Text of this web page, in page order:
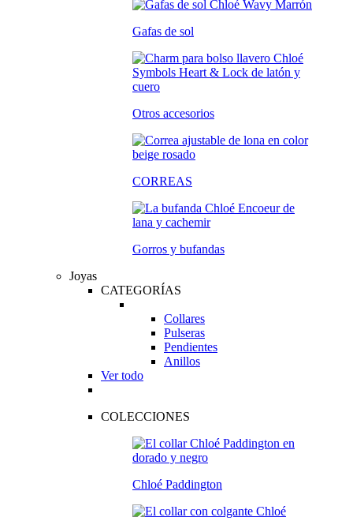
Gafas de sol
Otros accesorios
CORREAS
Gorros y bufandas
Joyas
CATEGORÍAS
Collares
Pulseras
Pendientes
Anillos
Ver todo
COLECCIONES
Chloé Paddington